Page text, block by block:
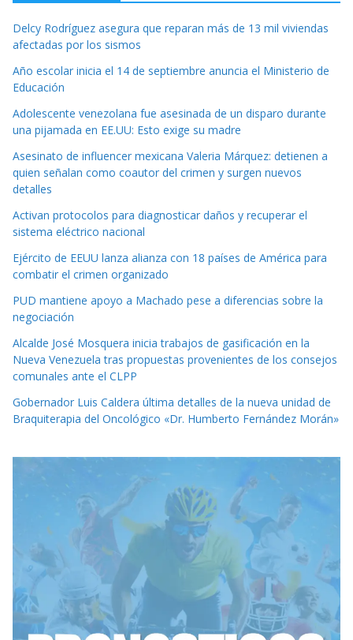
Delcy Rodríguez asegura que reparan más de 13 mil viviendas
afectadas por los sismos
Año escolar inicia el 14 de septiembre anuncia el Ministerio de
Educación
Adolescente venezolana fue asesinada de un disparo durante
una pijamada en EE.UU: Esto exige su madre
Asesinato de influencer mexicana Valeria Márquez: detienen a
quien señalan como coautor del crimen y surgen nuevos
detalles
Activan protocolos para diagnosticar daños y recuperar el
sistema eléctrico nacional
Ejército de EEUU lanza alianza con 18 países de América para
combatir el crimen organizado
PUD mantiene apoyo a Machado pese a diferencias sobre la
negociación
Alcalde José Mosquera inicia trabajos de gasificación en la
Nueva Venezuela tras propuestas provenientes de los consejos
comunales ante el CLPP
Gobernador Luis Caldera última detalles de la nueva unidad de
Braquiterapia del Oncológico «Dr. Humberto Fernández Morán»